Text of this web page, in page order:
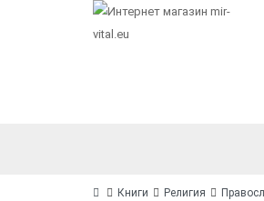
Книги Религия